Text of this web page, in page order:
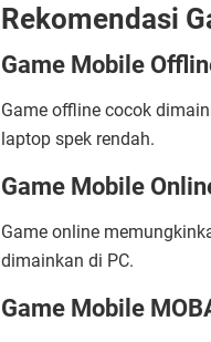
Rekomendasi
Game Mobile
Game offline cocok
laptop spek rendah.
Game Mobile
Game online
dimainkan di PC.
Game Mobile